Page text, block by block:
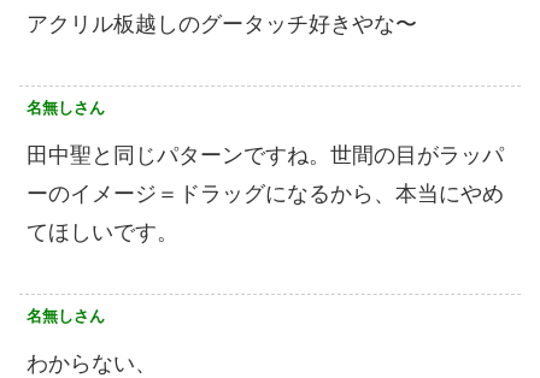
アクリル板越しのグータッチ好きやな〜
名無しさん
田中聖と同じパターンですね。世間の目がラッパ
ーのイメージ＝ドラッグになるから、本当にやめ
てほしいです。
名無しさん
わからない、